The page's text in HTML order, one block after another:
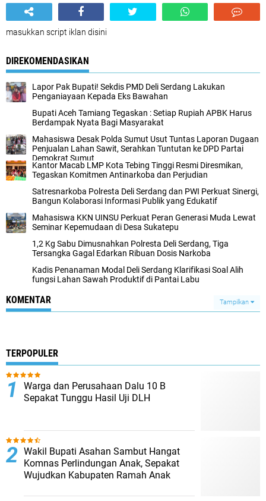
masukkan script iklan disini
DIREKOMENDASIKAN
Lapor Pak Bupati! Sekdis PMD Deli Serdang Lakukan
Penganiayaan Kepada Eks Bawahan ‎
Bupati Aceh Tamiang Tegaskan : Setiap Rupiah APBK Harus
Berdampak Nyata Bagi Masyarakat
Mahasiswa Desak Polda Sumut Usut Tuntas Laporan Dugaan
Penjualan Lahan Sawit, Serahkan Tuntutan ke DPD Partai
Demokrat Sumut
Kantor Macab LMP Kota Tebing Tinggi Resmi Diresmikan,
Tegaskan Komitmen Antinarkoba dan Perjudian
Satresnarkoba Polresta Deli Serdang dan PWI Perkuat Sinergi,
Bangun Kolaborasi Informasi Publik yang Edukatif
Mahasiswa KKN UINSU Perkuat Peran Generasi Muda Lewat
Seminar Kepemudaan di Desa Sukatepu
1,2 Kg Sabu Dimusnahkan Polresta Deli Serdang, Tiga
Tersangka Gagal Edarkan Ribuan Dosis Narkoba
Kadis Penanaman Modal Deli Serdang Klarifikasi Soal Alih
fungsi Lahan Sawah Produktif di Pantai Labu
KOMENTAR Tampilkan
TERPOPULER
Warga dan Perusahaan Dalu 10 B
Sepakat Tunggu Hasil Uji DLH
Wakil Bupati Asahan Sambut Hangat
Komnas Perlindungan Anak, Sepakat
Wujudkan Kabupaten Ramah Anak